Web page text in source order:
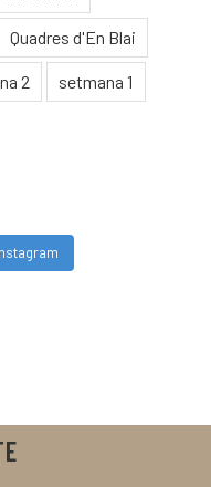
Quadres d'En Blai
2 setmana 1